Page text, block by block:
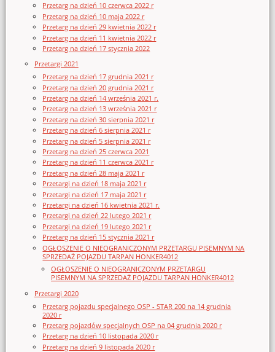
Przetarg na dzień 10 czerwca 2022 r
Przetarg na dzień 10 maja 2022 r
Przetarg na dzień 29 kwietnia 2022 r
Przetarg na dzień 11 kwietnia 2022 r
Przetarg na dzień 17 stycznia 2022
Przetargi 2021
Przetarg na dzień 17 grudnia 2021 r
Przetarg na dzień 20 grudnia 2021 r
Przetarg na dzień 14 września 2021 r.
Przetarg na dzień 13 września 2021 r
Przetarg na dzień 30 sierpnia 2021 r
Przetarg na dzień 6 sierpnia 2021 r
Przetarg na dzień 5 sierpnia 2021 r
Przetarg na dzień 25 czerwca 2021
Przetarg na dzień 11 czerwca 2021 r
Przetarg na dzień 28 maja 2021 r
Przetargi na dzień 18 maja 2021 r
Przetargi na dzień 17 maja 2021 r
Przetargi na dzień 16 kwietnia 2021 r.
Przetargi na dzień 22 lutego 2021 r
Przetargi na dzień 19 lutego 2021 r
Przetarg na dzień 15 stycznia 2021 r
OGŁOSZENIE O NIEOGRANICZONYM PRZETARGU PISEMNYM NA
SPRZEDAŻ POJAZDU TARPAN HONKER4012
OGŁOSZENIE O NIEOGRANICZONYM PRZETARGU
PISEMNYM NA SPRZEDAŻ POJAZDU TARPAN HONKER4012
Przetargi 2020
Przetarg pojazdu specjalnego OSP - STAR 200 na 14 grudnia
2020 r
Przetarg pojazdów specjalnych OSP na 04 grudnia 2020 r
Przetarg na dzień 10 listopada 2020 r
Przetarg na dzień 9 listopada 2020 r